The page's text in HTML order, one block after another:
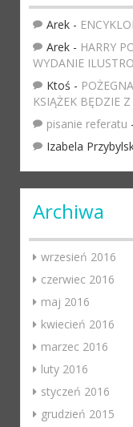
Arek -
Arek - HARRY
WYDANIE
Ktoś -
KSIĄŻEK BĘDZIE
pisanie referatu -
Izabela
Archiwa
wrzesień 2016
czerwiec 2016
maj 2016
kwiecień 2016
marzec 2016
luty 2016
styczeń 2016
grudzień 2015